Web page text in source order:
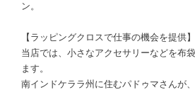
ン。
【ラッピングクロスで仕事の機会を提供】
当店では、小さなアクセサリーなどを布
ます。
南インドケララ州に住むパドゥマさんが